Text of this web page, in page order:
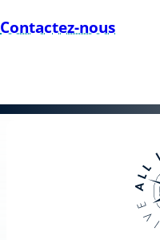
Contactez-nous